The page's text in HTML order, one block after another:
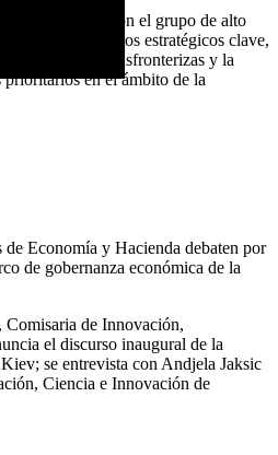
con el grupo de alto
en proyectos estratégicos clave,
transfronterizas y la
en el ámbito de la
de Economía y Hacienda debaten por
de gobernanza económica de la
, Comisaria de Innovación,
el discurso inaugural de la
se entrevista con Andjela Jaksic
Ciencia e Innovación de